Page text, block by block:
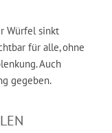
Würfel sinkt
für alle, ohne
Auch
gegeben.